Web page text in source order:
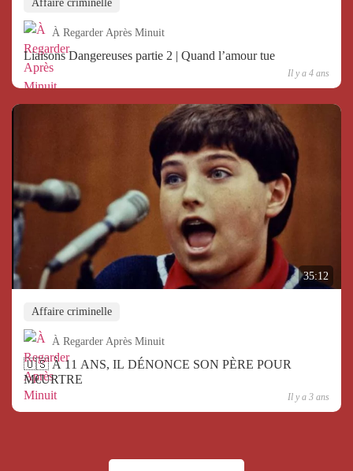
Affaire criminelle
À Regarder Après Minuit
Liaisons Dangereuses partie 2 | Quand l’amour tue
Il y a 4 ans
35:12
Affaire criminelle
À Regarder Après Minuit
🇺🇸 À 11 ANS, IL DÉNONCE SON PÈRE POUR
M€URTRE
Il y a 3 ans